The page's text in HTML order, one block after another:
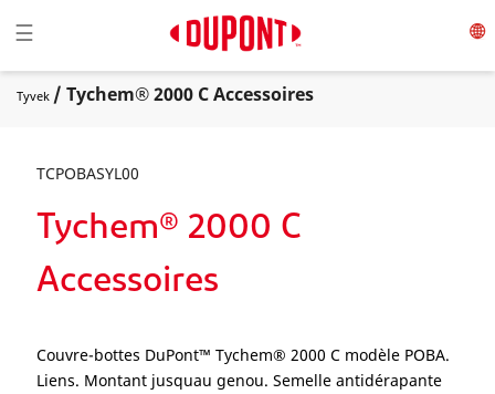
Toggle navigation
☰
Tyvek / Tychem® 2000 C Accessoires
TCPOBASYL00
Tychem® 2000 C
Accessoires
Couvre-bottes DuPont™ Tychem® 2000 C modèle POBA.
Liens. Montant jusquau genou. Semelle antidérapante